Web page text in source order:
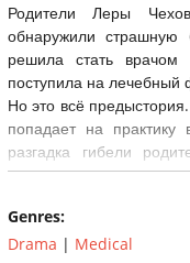
Родители Леры
обнаружили страшную
решила стать врачом
поступила на лечебный
Но это всё
попадает на
разгадка гибели
самому главному для
отношения с
Genres:
Drama | Medical